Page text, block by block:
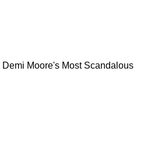
था मोरबी के कुएं का